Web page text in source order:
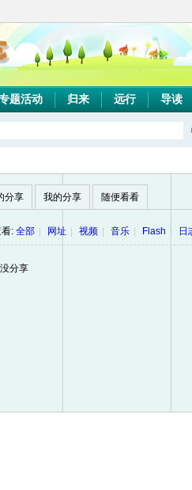
题活动 归来 远行 导读
分享 我的分享 随便看看
: 全部 网址 视频 音乐 Flash 日
分享